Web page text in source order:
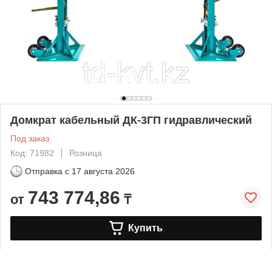
Домкрат кабельный ДК-3ГП гидравлический
Под заказ
Код: 71982
Розница
Отправка с 17 августа 2026
от 743 774,86 ₸
Купить